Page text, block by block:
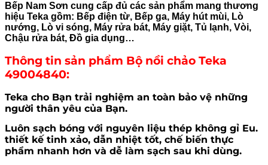
Bếp Nam Sơn cung cấp đủ các sản phẩm mang thương
hiệu Teka gồm: Bếp điện từ, Bếp ga, Máy hút mùi, Lò
nướng, Lò vi sóng, Máy rửa bát, Máy giặt, Tủ lạnh, Vòi,
Chậu rửa bát, Đồ gia dụng…
Thông tin sản phẩm Bộ nồi chảo Teka
49004840:
Teka cho Bạn trải nghiệm an toàn bảo vệ những
người thân yêu của Bạn.
Luôn sạch bóng với nguyên liệu thép không gỉ Eu.
thiết kế tinh xảo, dẫn nhiệt tốt, chế biến thực
phẩm nhanh hơn và dễ làm sạch sau khi dùng.